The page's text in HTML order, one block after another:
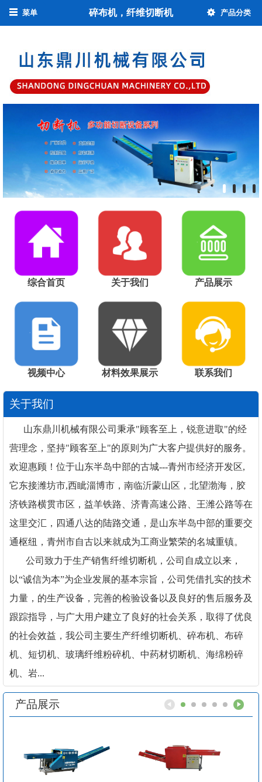
碎布机，纤维切断机
菜单 产品分类
综合首页 关于我们 产品展示
视频中心 材料效果展示 联系我们
关于我们
山东鼎川机械有限公司秉承"顾客至上，锐意进取"的经
营理念，坚持"顾客至上"的原则为广大客户提供好的服务。
欢迎惠顾！位于山东半岛中部的古城---青州市经济开发区,
它东接潍坊市,西眦淄博市，南临沂蒙山区，北望渤海，胶
济铁路横贯市区，益羊铁路、济青高速公路、王潍公路等在
这里交汇，四通八达的陆路交通，是山东半岛中部的重要交
通枢纽，青州市自古以来就成为工商业繁荣的名城重镇。
公司致力于生产销售纤维切断机，公司自成立以来，
以“诚信为本”为企业发展的基本宗旨，公司凭借扎实的技术
力量，的生产设备，完善的检验设备以及良好的售后服务及
跟踪指导，与广大用户建立了良好的社会关系，取得了优良
的社会效益，我公司主要生产纤维切断机、碎布机、布碎
机、短切机、玻璃纤维粉碎机、中药材切断机、海绵粉碎
机、岩...
产品展示